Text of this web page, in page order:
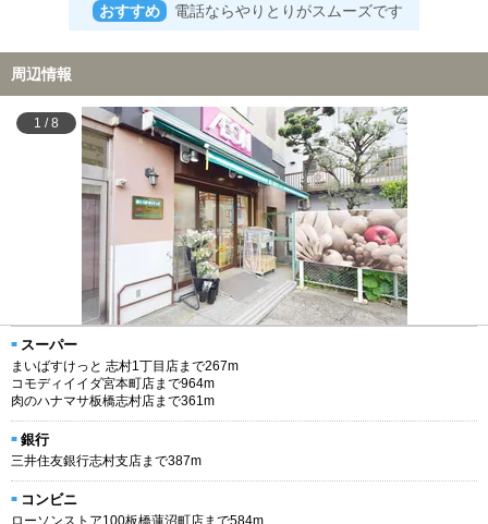
おすすめ 電話ならやりとりがスムーズです
周辺情報
1 /8
スーパー
まいばすけっと 志村1丁目店まで267m
コモディイイダ宮本町店まで964m
肉のハナマサ板橋志村店まで361m
銀行
三井住友銀行志村支店まで387m
コンビニ
ローソンストア100板橋蓮沼町店まで584m